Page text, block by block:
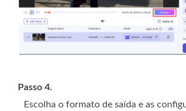
Passo 4.
Escolha o formato de saída e as